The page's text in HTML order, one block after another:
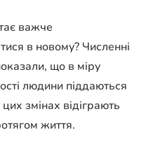
важче
в новому? Численні
що в міру
людини піддаються
змінах відіграють
життя.